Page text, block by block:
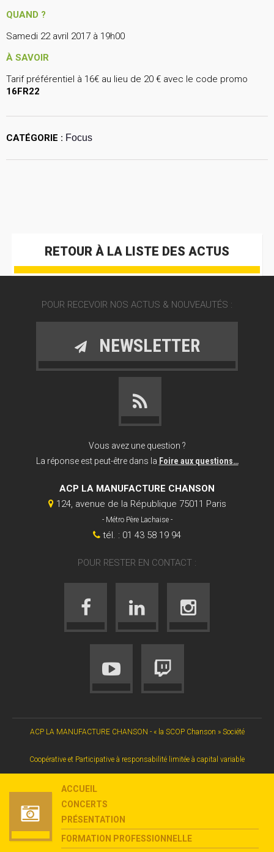
QUAND ?
Samedi 22 avril 2017 à 19h00
À SAVOIR
Tarif préférentiel à 16€ au lieu de 20 € avec le code promo
16FR22
CATÉGORIE : Focus
RETOUR À LA LISTE DES ACTUS
POUR RECEVOIR NOS ACTUS & NOUVEAUTÉS :
NEWSLETTER
Vous avez une question ?
La réponse est peut-être dans la Foire aux questions…
ACP LA MANUFACTURE CHANSON
124, avenue de la République 75011 Paris
- Métro Père Lachaise -
tél. : 01 43 58 19 94
POUR RESTER EN CONTACT :
ACP LA MANUFACTURE CHANSON - « la SCOP Chanson » Société
Coopérative et Participative à responsabilité limitée à capital variable
ACCUEIL
CONCERTS
PRÉSENTATION
FORMATION PROFESSIONNELLE